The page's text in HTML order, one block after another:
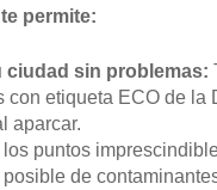
permite:
sin problemas:
etiqueta ECO de
aparcar.
los puntos
de